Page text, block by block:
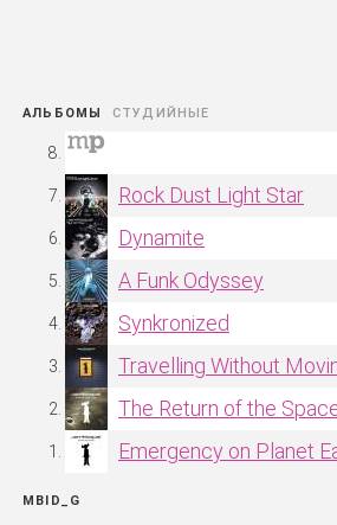
АЛЬБОМЫ
Rock Dust Light Star
Dynamite
A Funk Odyssey
Synkronized
Travelling Without
The Return of the
Emergency on Planet
MBID_G